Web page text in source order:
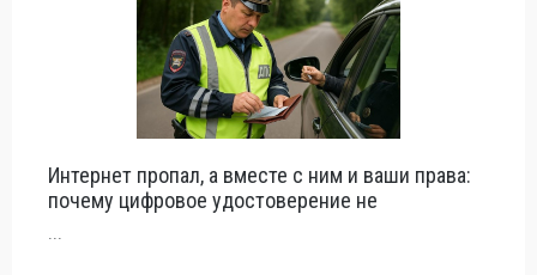
Интернет пропал, а вместе с ним и ваши права:
почему цифровое удостоверение не
...